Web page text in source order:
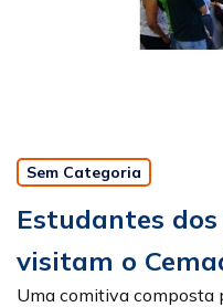
Sem Categoria
Estudantes
visitam o
Uma comitiva composta